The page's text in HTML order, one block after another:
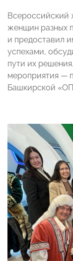
женщин разных
и предоставил
успехами,
пути их
мероприятия —
Башкирской